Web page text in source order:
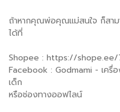
ถ้าหากคุณพ่อคุณแม่สนใจ ก็สาม
ได้ที่
Shopee : https://shope.ee/
Facebook : Godmami - เครื่
เด็ก
หรือช่องทางออฟไลน์